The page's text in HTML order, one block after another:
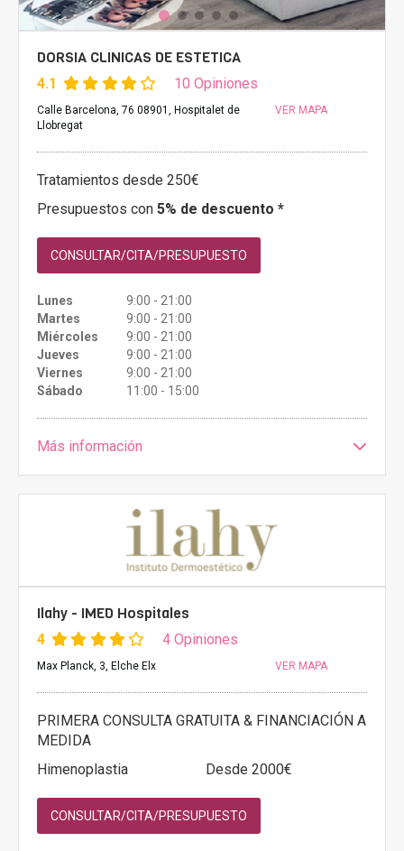
DORSIA CLINICAS DE ESTETICA
4.1 10 Opiniones
Calle Barcelona, 76 08901, Hospitalet de
Llobregat
VER MAPA
Tratamientos desde 250€
Presupuestos con 5% de descuento *
CONSULTAR/CITA/PRESUPUESTO
Lunes
9:00 - 21:00
Martes
9:00 - 21:00
Miércoles
9:00 - 21:00
Jueves
9:00 - 21:00
Viernes
9:00 - 21:00
Sábado
11:00 - 15:00
Más información
Ilahy - IMED Hospitales
4 4 Opiniones
Max Planck, 3, Elche Elx VER MAPA
PRIMERA CONSULTA GRATUITA & FINANCIACIÓN A
MEDIDA
Himenoplastia
Desde 2000€
CONSULTAR/CITA/PRESUPUESTO